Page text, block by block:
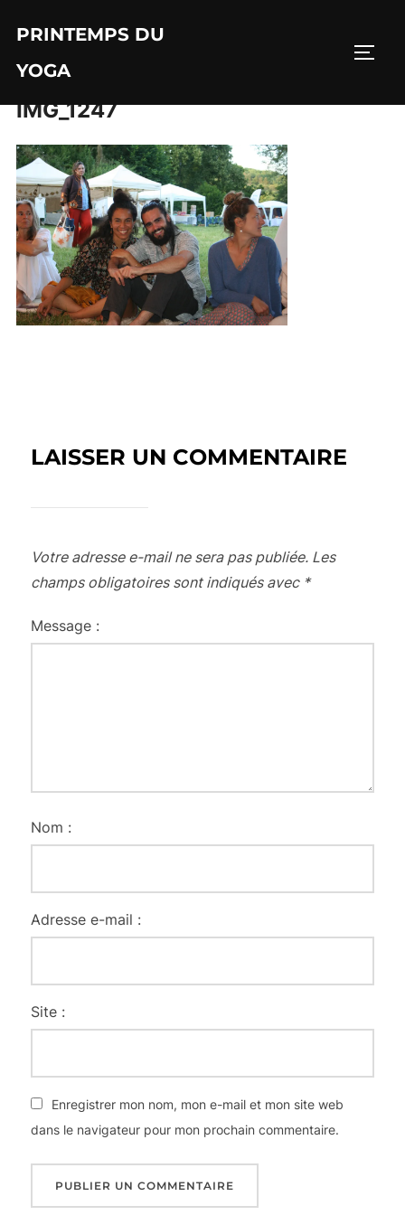
contenu
PRINTEMPS DU
YOGA
IMG_1247
LAISSER UN COMMENTAIRE
Votre adresse e-mail ne sera pas publiée. Les
champs obligatoires sont indiqués avec *
Message :
Nom :
Adresse e-mail :
Site :
Enregistrer mon nom, mon e-mail et mon site web
dans le navigateur pour mon prochain commentaire.